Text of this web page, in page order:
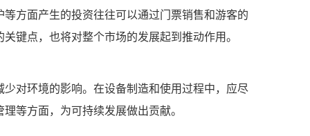
方面产生的投资往往可以通过门票销售和游客的
键点，也将对整个市场的发展起到推动作用。
对环境的影响。在设备制造和使用过程中，应尽
等方面，为可持续发展做出贡献。